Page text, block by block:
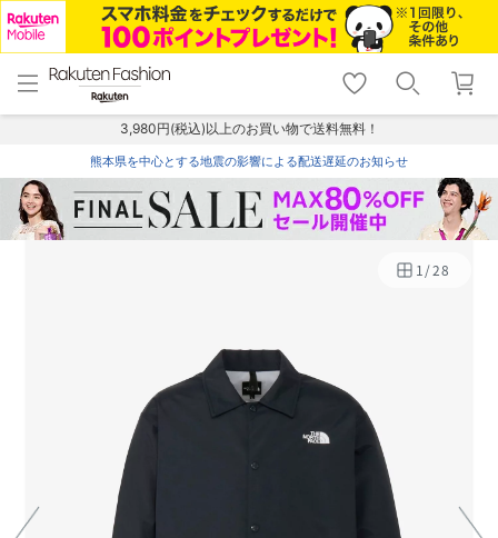
menu home
トップ
shopping_cart lock_outline
ログイン
3,980円(税込)以上のお買い物で送料無料！
熊本県を中心とする地震の影響による配送遅延のお知らせ
1/28